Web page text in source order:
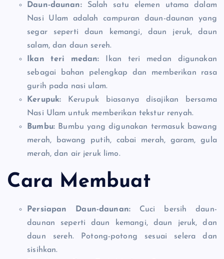
Daun-daunan:Salah satu elemen utama dalam
Nasi Ulam adalah campuran daun-daunan yang
segar seperti daun kemangi, daun jeruk, daun
salam, dan daun sereh.
Ikan teri medan: Ikan teri medan digunakan
sebagai bahan pelengkap dan memberikan rasa
gurih pada nasi ulam.
Kerupuk: Kerupuk biasanya disajikan bersama
Nasi Ulam untuk memberikan tekstur renyah.
Bumbu:Bumbu yang digunakan termasuk bawang
merah, bawang putih, cabai merah, garam, gula
merah, dan air jeruk limo.
Cara Membuat
Persiapan Daun-daunan:Cuci bersih daun-
daunan seperti daun kemangi, daun jeruk, dan
daun sereh. Potong-potong sesuai selera dan
sisihkan.